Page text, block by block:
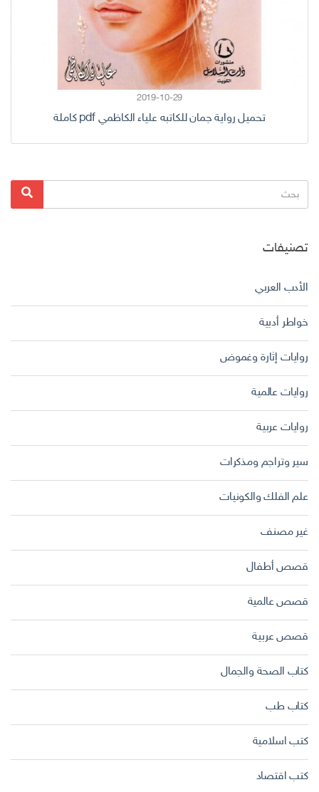
2019-10-29
تحميل رواية جمان للكاتبه علياء الكاظمي pdf كاملة
البحث
عن:
بحث
تصنيفات
الأدب العربي
خواطر أدبية
روايات إثارة وغموض
روايات عالمية
روايات عربية
سير وتراجم ومذكرات
علم الفلك والكونيات
غير مصنف
قصص أطفال
قصص عالمية
قصص عربية
كتاب الصحة والجمال
كتاب طب
كتب اسلامية
كتب اقتصاد